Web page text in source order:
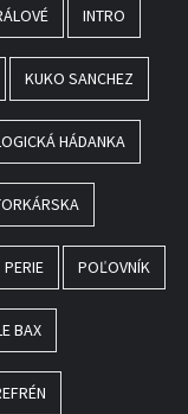
INTRO
KUKO SANCHEZ
HÁDANKA
PERIE POĽOVNÍK
BAX